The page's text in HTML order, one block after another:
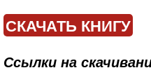
СКАЧАТЬ КНИГУ
Ссылки на